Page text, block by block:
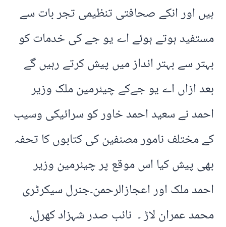
ہیں اور انکے صحافتی تنظیمی تجر بات سے
مستفید ہوتے ہوئے اے یو جے کی خدمات کو
بہتر سے بہتر انداز میں پیش کرتے رہیں گے
بعد ازاں اے یو جےکے چیئرمین ملک وزیر
احمد نے سعید احمد خاور کو سرائیکی وسیب
کے مختلف نامور مصنفین کی کتابوں کا تحفہ
بھی پیش کیا اس موقع پر چیئرمین وزیر
احمد ملک اور اعجازالرحمن۔جنرل سیکرٹری
محمد عمران لاڑ ۔ نائب صدر شہزاد کھرل،